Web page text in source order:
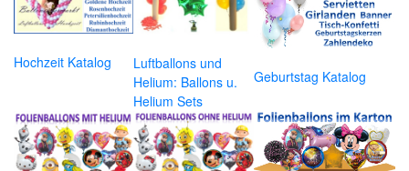
Hochzeit Katalog
Luftballons und
Helium: Ballons u.
Helium Sets
Geburtstag Katalog